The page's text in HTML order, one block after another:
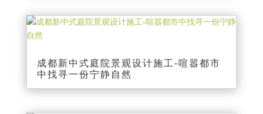
成都新中式庭院景观设计施工-喧嚣都市
中找寻一份宁静自然